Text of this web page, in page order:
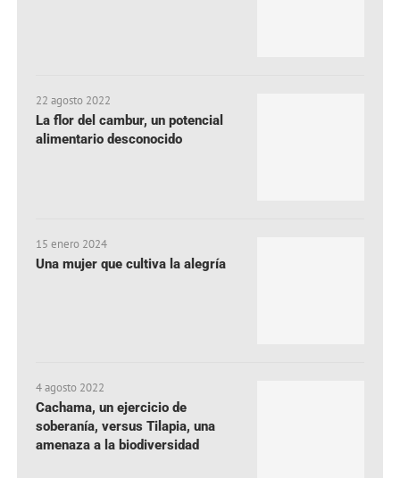
22 agosto 2022
La flor del cambur, un potencial
alimentario desconocido
15 enero 2024
Una mujer que cultiva la alegría
4 agosto 2022
Cachama, un ejercicio de
soberanía, versus Tilapia, una
amenaza a la biodiversidad